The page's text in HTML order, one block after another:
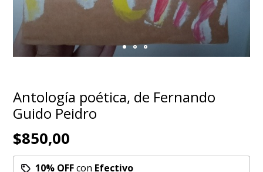
Antología poética, de Fernando
Guido Peidro
$850,00
10% OFFcon Efectivo